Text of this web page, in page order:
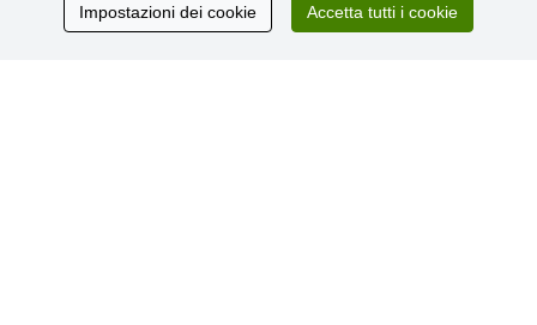
» Informativa sulla Privacy
» Consegna e pagamento
Impostazioni dei cookie Accetta tutti i cookie